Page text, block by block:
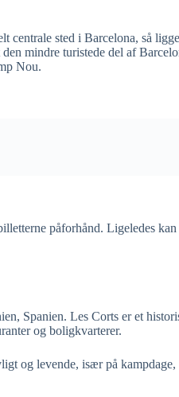
centrale sted i Barcelona, så
mindre turistede del af
Nou.
påforhånd. Ligeledes
Spanien. Les Corts er et
og boligkvarterer.
og levende, især på